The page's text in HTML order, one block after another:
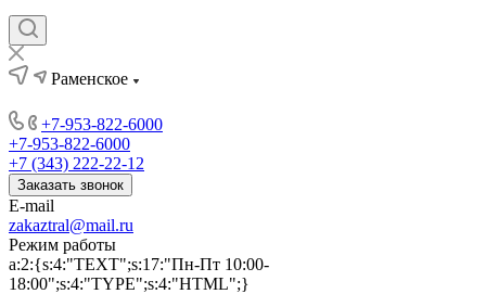
Раменское
+7-953-822-6000
+7-953-822-6000
+7 (343) 222-22-12
Заказать звонок
E-mail
zakaztral@mail.ru
Режим работы
a:2:{s:4:"TEXT";s:17:"Пн-Пт 10:00-
18:00";s:4:"TYPE";s:4:"HTML";}